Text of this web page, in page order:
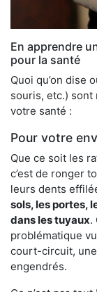
En apprendre
pour la santé
Quoi qu’on dise
souris, etc.)
votre santé :
Pour votre
Que ce soit les
c’est de ronger
leurs dents
sols, les portes,
dans les tuyaux.
problématique
court-circuit,
engendrés.